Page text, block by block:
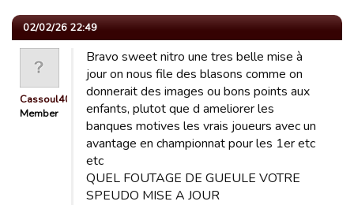
02/02/26 22:49
Cassoul40
Member
Bravo sweet nitro une tres belle mise à
jour on nous file des blasons comme on
donnerait des images ou bons points aux
enfants, plutot que d ameliorer les
banques motives les vrais joueurs avec un
avantage en championnat pour les 1er etc
etc
QUEL FOUTAGE DE GUEULE VOTRE
SPEUDO MISE A JOUR